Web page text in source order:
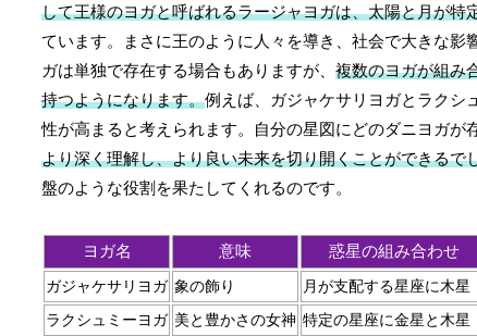
して王様のヨガと呼ばれるラージャヨガは、太陽と月が特
ています。まさに王のように人々を導き、社会で大きな
ガは単独で存在する場合もありますが、 複数のヨガが組み
持つようになります。例えば、ガジャケサリヨガとラクシ
性が高まると考えられます。自分の星図にどのダニヨガが
より深く理解し、より良い未来を切り開くことができるで
盤のような役割を果たしてくれるのです。
ヨガ名 意味 惑星の組み合わせ
ガジャケサリヨガ 象の飾り 月が支配する星座に木星
ラクシュミーヨガ 美と豊かさの女神 特定の星座に金星と木星